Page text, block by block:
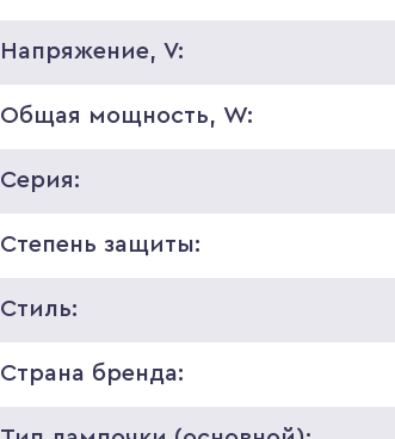
Напряжение, V:
Общая мощность, W:
Серия:
Степень защиты:
Стиль:
Страна бренда: